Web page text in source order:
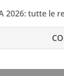
2026: tutte le